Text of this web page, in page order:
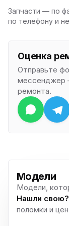
Запчасти — по
по телефону и
Оценка
Отправьте
мессенджер
ремонта.
Модели
Модели,
Нашли свою?
поломки и